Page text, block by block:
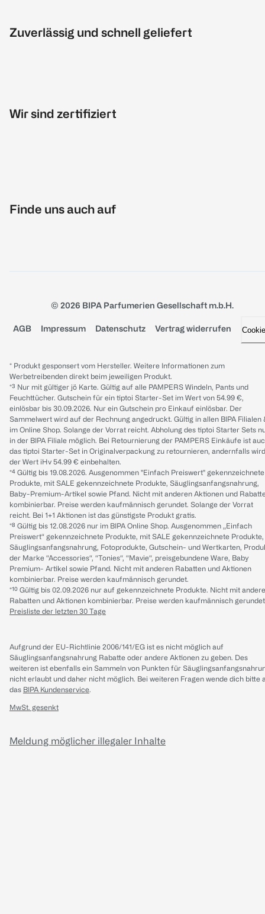
Zuverlässig und schnell geliefert
Wir sind zertifiziert
Finde uns auch auf
© 2026 BIPA Parfumerien Gesellschaft m.b.H.
AGB Impressum Datenschutz Vertrag widerrufen
* Produkt gesponsert vom Hersteller. Weitere Informationen zum
Werbetreibenden direkt beim jeweiligen Produkt.
*³ Nur mit gültiger jö Karte. Gültig auf alle PAMPERS Windeln, Pants und
Feuchttücher. Gutschein für ein tiptoi Starter-Set im Wert von 54.99 €,
einlösbar bis 30.09.2026. Nur ein Gutschein pro Einkauf einlösbar. Der
Sammelwert wird auf der Rechnung angedruckt. Gültig in allen BIPA Filialen
im Online Shop. Solange der Vorrat reicht. Abholung des tiptoi Starter Sets
in der BIPA Filiale möglich. Bei Retournierung der PAMPERS Einkäufe ist
das tiptoi Starter-Set in Originalverpackung zu retournieren, andernfalls wird
der Wert iHv 54.99 € einbehalten.
*⁴ Gültig bis 19.08.2026. Ausgenommen "Einfach Preiswert" gekennzeichnete
Produkte, mit SALE gekennzeichnete Produkte, Säuglingsanfangsnahrung,
Baby-Premium-Artikel sowie Pfand. Nicht mit anderen Aktionen und
kombinierbar. Preise werden kaufmännisch gerundet. Solange der Vorrat
reicht. Bei 1+1 Aktionen ist das günstigste Produkt gratis.
*⁸ Gültig bis 12.08.2026 nur im BIPA Online Shop. Ausgenommen „Einfach
Preiswert“ gekennzeichnete Produkte, mit SALE gekennzeichnete Produkte,
Säuglingsanfangsnahrung, Fotoprodukte, Gutschein- und Wertkarten,
der Marke “Accessories“, “Tonies“, “Mavie“, preisgebundene Ware, Baby
Premium- Artikel sowie Pfand. Nicht mit anderen Rabatten und Aktionen
kombinierbar. Preise werden kaufmännisch gerundet.
*¹⁰ Gültig bis 02.09.2026 nur auf gekennzeichnete Produkte. Nicht mit
Rabatten und Aktionen kombinierbar. Preise werden kaufmännisch
Preisliste der letzten 30 Tage
Aufgrund der EU-Richtlinie 2006/141/EG ist es nicht möglich auf
Säuglingsanfangsnahrung Rabatte oder andere Aktionen zu geben. Des
weiteren ist ebenfalls ein Sammeln von Punkten für
nicht erlaubt und daher nicht möglich. Bei weiteren Fragen wende dich bitte
das BIPA Kundenservice.
MwSt. gesenkt
Meldung möglicher illegaler Inhalte